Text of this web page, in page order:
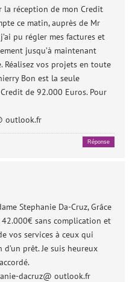
la réception de mon Credit
ce matin, auprès de Mr
pu régler mes factures et
jusqu’à maintenant
Réalisez vos projets en toute
Bon est la seule
de 92.000 Euros. Pour
outlook.fr
Réponse
Stephanie Da-Cruz, Grâce
sans complication et
vos services à ceux qui
prêt. Je suis heureux
dacruz@ outlook.fr